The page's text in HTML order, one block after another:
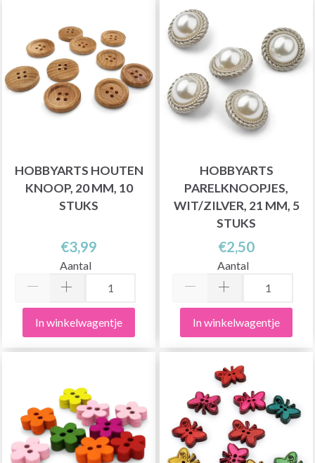
HOBBYARTS HOUTEN
KNOOP, 20 MM, 10
STUKS
€3,99
Aantal
In winkelwagentje
HOBBYARTS
PARELKNOOPJES,
WIT/ZILVER, 21 MM, 5
STUKS
€2,50
Aantal
In winkelwagentje